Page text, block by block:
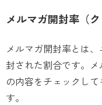
メルマガ開封率（
メルマガ開封率とは
封された割合です。
の内容をチェックし
す。